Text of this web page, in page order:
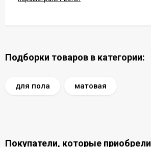
Подборки товаров в категории:
для пола матовая
Покупатели, которые приобрели